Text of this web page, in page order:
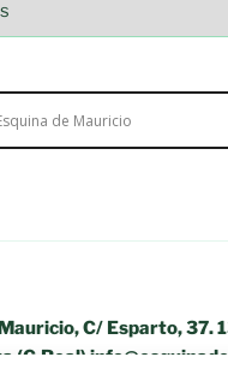
C/ Esparto, 37.
(C.Real)